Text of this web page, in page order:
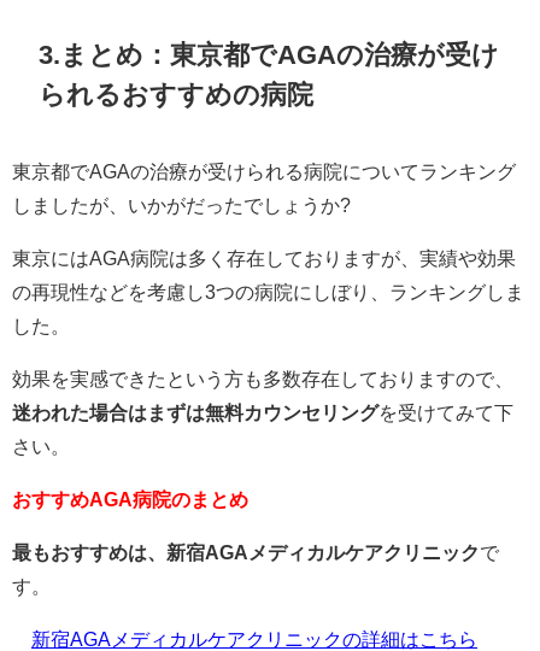
3.まとめ：東京都でAGAの治療が受け
られるおすすめの病院
東京都でAGAの治療が受けられる病院についてランキング
しましたが、いかがだったでしょうか?
東京にはAGA病院は多く存在しておりますが、実績や効果
の再現性などを考慮し3つの病院にしぼり、ランキングしま
した。
効果を実感できたという方も多数存在しておりますので、
迷われた場合はまずは無料カウンセリングを受けてみて下
さい。
おすすめAGA病院のまとめ
最もおすすめは、新宿AGAメディカルケアクリニックで
す。
新宿AGAメディカルケアクリニックの詳細はこちら